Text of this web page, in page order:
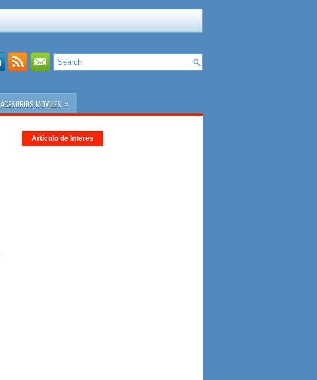
ACESORIOS MOVILES »
Articulo de Interes